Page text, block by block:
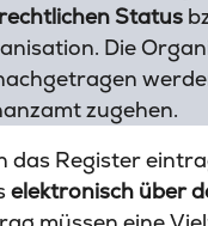
Status
Die
zugehen.
das Register
elektronisch über